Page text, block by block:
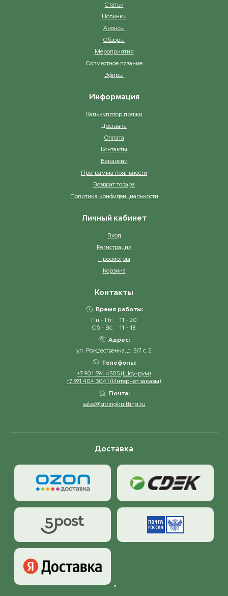
Статьи
Новинки
Анонсы
Обзоры
Мероприятия
Совместное вязание
Эфиры
Информация
Калькулятор пряжи
Доставка
Оплата
Контакты
Вакансии
Программа лояльности
Возврат товара
Политика конфиденциальности
Личный кабинет
Вход
Регистрация
Просмотры
Корзина
Контакты
Время работы:
Пн - Пт:
11 - 20
Сб - Вс:
11 - 18
Адрес:
ул. Рождественка, д. 5/7 с. 2
Телефоны:
+7 901 594 4505 (Шоу-рум)
+7 991 404 3041 (Интернет заказы)
Почта:
sales@sittingknitting.ru
Доставка